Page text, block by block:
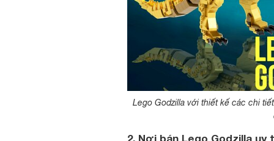
Lego Godzilla với thiết kế các chi
2. Nơi bán Lego Godzilla uy